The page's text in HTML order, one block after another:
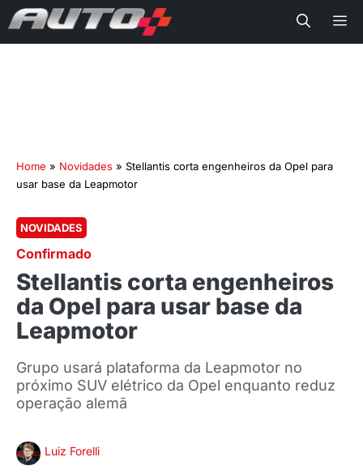
Home » Novidades » Stellantis corta engenheiros da Opel para
usar base da Leapmotor
NOVIDADES
Confirmado
Stellantis corta engenheiros
da Opel para usar base da
Leapmotor
Grupo usará plataforma da Leapmotor no
próximo SUV elétrico da Opel enquanto reduz
operação alemã
Luiz Forelli